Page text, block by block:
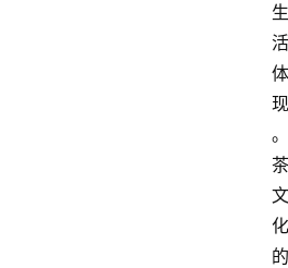
生
活
体
现
。
茶
文
化
的